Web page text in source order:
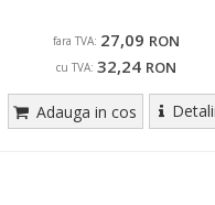
fara TVA: 27,09 RON
cu TVA: 32,24 RON
Adauga in cos Detalii